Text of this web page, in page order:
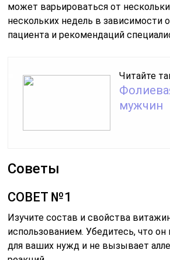
может варьироваться от
нескольких недель в зависимости
пациента и рекомендаций
Читайте
мужчин
Советы
СОВЕТ №1
Изучите состав и свойства
использованием. Убедитесь, что
для ваших нужд и не вызывает